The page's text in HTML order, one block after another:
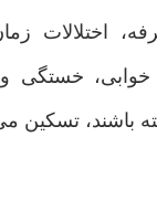
اختلالات
خستگی و
باشند، تسکین